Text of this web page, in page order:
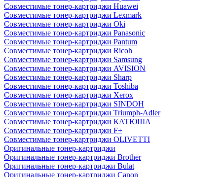
Совместимые тонер-картриджи Huawei
Совместимые тонер-картриджи Lexmark
Совместимые тонер-картриджи Oki
Совместимые тонер-картриджи Panasonic
Совместимые тонер-картриджи Pantum
Совместимые тонер-картриджи Ricoh
Совместимые тонер-картриджи Samsung
Совместимые тонер-картриджи AVISION
Совместимые тонер-картриджи Sharp
Совместимые тонер-картриджи Toshiba
Совместимые тонер-картриджи Xerox
Совместимые тонер-картриджи SINDOH
Совместимые тонер-картриджи Triumph-Adler
Совместимые тонер-картриджи КАТЮША
Совместимые тонер-картриджи F+
Совместимые тонер-картриджи OLIVETTI
Оригинальные тонер-картриджи
Оригинальные тонер-картриджи Brother
Оригинальные тонер-картриджи Bulat
Оригинальные тонер-картриджи Canon